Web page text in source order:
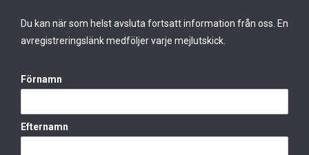
Du kan när som helst avsluta fortsatt information från oss. En
avregistreringslänk medföljer varje mejlutskick.
Förnamn
Efternamn